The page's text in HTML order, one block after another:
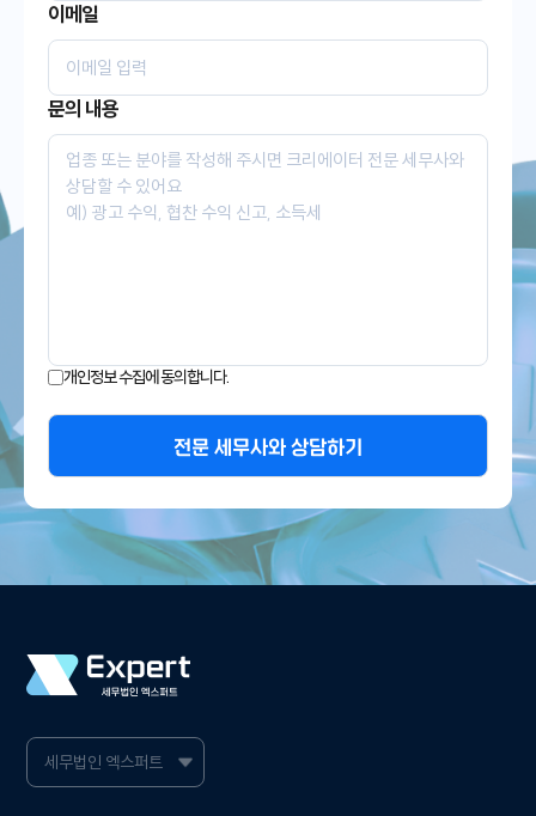
이메일
문의 내용
개인정보 수집에 동의합니다.
전문 세무사와 상담하기